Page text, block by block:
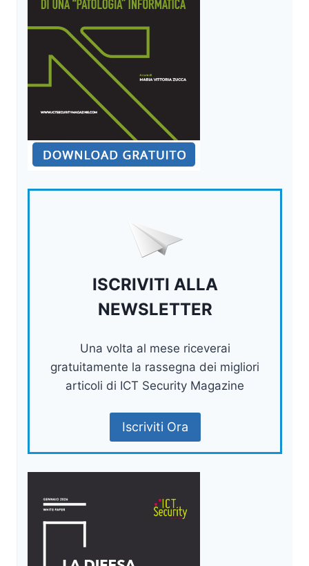
ISCRIVITI ALLA
NEWSLETTER
Una volta al mese riceverai
gratuitamente la rassegna dei migliori
articoli di ICT Security Magazine
Iscriviti Ora